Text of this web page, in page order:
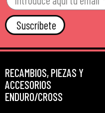
Suscríbete
RECAMBIOS, PIEZAS Y
ACCESORIOS
ENDURO/CROSS